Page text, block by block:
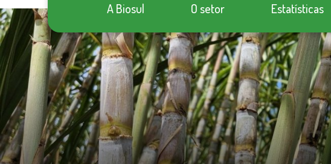
A Biosul O setor Estatísticas